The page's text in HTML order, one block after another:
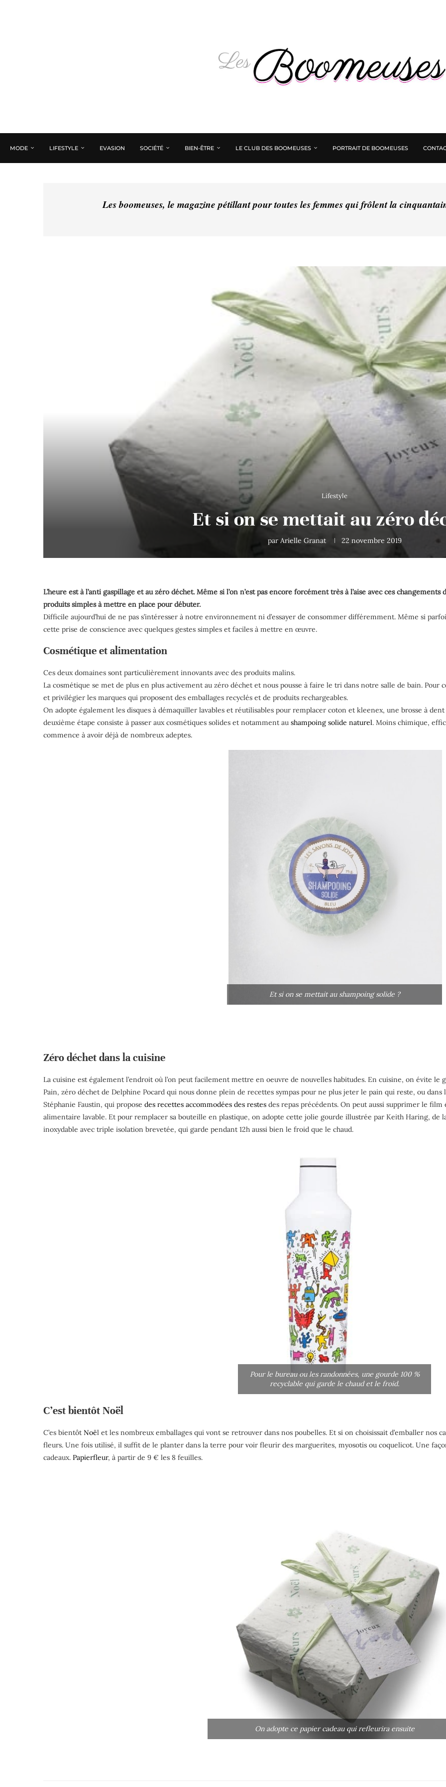
MODE LIFESTYLE EVASION SOCIÉTÉ BIEN-ÊTRE LE CLUB DES BOOMEUSES PORTRAIT DE BOOMEUSES
Les boomeuses, le magazine pétillant pour toutes les femmes qui frôlent la
Lifestyle
Et si on se mettait au zéro
par Arielle Granat 22 novembre 2019
L’heure est à l’anti gaspillage et au zéro déchet. Même si l’on n’est pas encore forcément très à l’aise avec ces
produits simples à mettre en place pour débuter.
Difficile aujourd’hui de ne pas s’intéresser à notre environnement ni d’essayer de consommer différemment. Même si
cette prise de conscience avec quelques gestes simples et faciles à mettre en œuvre.
Cosmétique et alimentation
Ces deux domaines sont particulièrement innovants avec des produits malins.
La cosmétique se met de plus en plus activement au zéro déchet et nous pousse à faire le tri dans notre salle de bain.
et privilégier les marques qui proposent des emballages recyclés et de produits rechargeables.
On adopte également les disques à démaquiller lavables et réutilisables pour remplacer coton et kleenex, une brosse à
deuxième étape consiste à passer aux cosmétiques solides et notamment au shampoing solide naturel. Moins chimique,
commence à avoir déjà de nombreux adeptes.
Et si on se mettait au shampoing solide ?
Zéro déchet dans la cuisine
La cuisine est également l’endroit où l’on peut facilement mettre en oeuvre de nouvelles habitudes. En cuisine, on évite le
Pain, zéro déchet de Delphine Pocard qui nous donne plein de recettes sympas pour ne plus jeter le pain qui reste, ou
Stéphanie Faustin, qui propose des recettes accommodées des restes des repas précédents. On peut aussi supprimer le
alimentaire lavable. Et pour remplacer sa bouteille en plastique, on adopte cette jolie gourde illustrée par Keith Haring, de
inoxydable avec triple isolation brevetée, qui garde pendant 12h aussi bien le froid que le chaud.
Pour le bureau ou les randonnées, une gourde 100 %
recyclable qui garde le chaud et le froid.
C’est bientôt Noël
C’es bientôt Noël et les nombreux emballages qui vont se retrouver dans nos poubelles. Et si on choisissait d’emballer nos
fleurs. Une fois utilisé, il suffit de le planter dans la terre pour voir fleurir des marguerites, myosotis ou coquelicot. Une
cadeaux. Papierfleur, à partir de 9 € les 8 feuilles.
On adopte ce papier cadeau qui refleurira ensuite